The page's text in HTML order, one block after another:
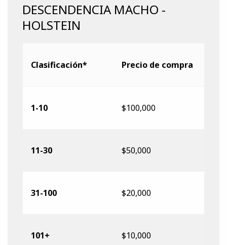
DESCENDENCIA MACHO -
HOLSTEIN
Clasificación* Precio de compra
1-10 $100,000
11-30 $50,000
31-100 $20,000
101+ $10,000